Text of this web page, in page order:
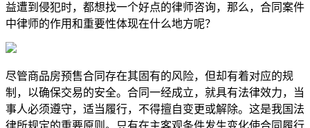
益遭到侵犯时，都想找一个好点的律师咨询，那么，合同案件
中律师的作用和重要性体现在什么地方呢？
尽管商品房预售合同存在其固有的风险，但却有着对应的规
制，以确保交易的安全。合同一经成立，就具有法律效力，当
事人必须遵守，适当履行，不得擅自变更或解除。这是我国法
律所规定的重要原则。只有在主客观条件发生变化使合同履行